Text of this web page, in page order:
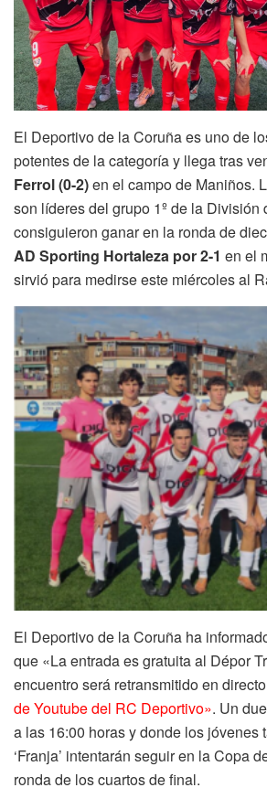
El Deportivo de la Coruña es uno de
potentes de la categoría y llega tras
Ferrol (0-2)en el campo de Maniños.
son líderes del grupo 1º de la División
consiguieron ganar en la ronda de
AD Sporting Hortaleza por 2-1 en el
sirvió para medirse este miércoles al
El Deportivo de la Coruña ha
que «La entrada es gratuita al Dépor
encuentro será retransmitido en
de Youtube del RC Deportivo». Un
a las 16:00 horas y donde los jóvenes
‘Franja’ intentarán seguir en la Copa
ronda de los cuartos de final.